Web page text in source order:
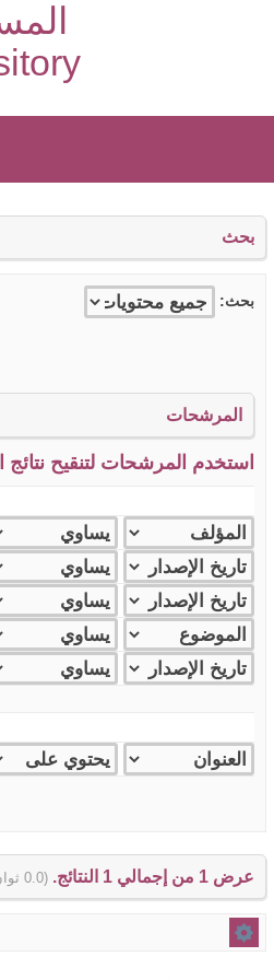
بحث
بحث:
المرشحات
استخدم المرشحات لتنقيح نتائج
عرض 1 من إجمالي 1 النتائج. (0.0 ثوان)